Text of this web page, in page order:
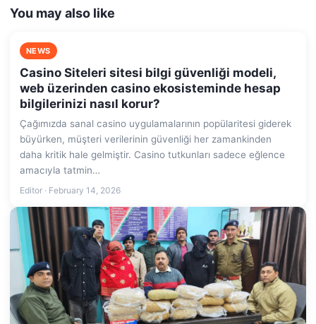
You may also like
NEWS
Casino Siteleri sitesi bilgi güvenliği modeli,
web üzerinden casino ekosisteminde hesap
bilgilerinizi nasıl korur?
Çağımızda sanal casino uygulamalarının popülaritesi giderek
büyürken, müşteri verilerinin güvenliği her zamankinden
daha kritik hale gelmiştir. Casino tutkunları sadece eğlence
amacıyla tatmin…
Editor · February 14, 2026